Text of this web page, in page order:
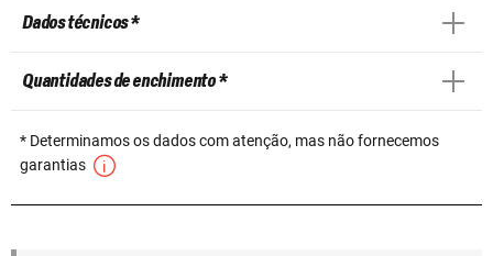
Dados técnicos *
Quantidades de enchimento *
* Determinamos os dados com atenção, mas não fornecemos
garantias